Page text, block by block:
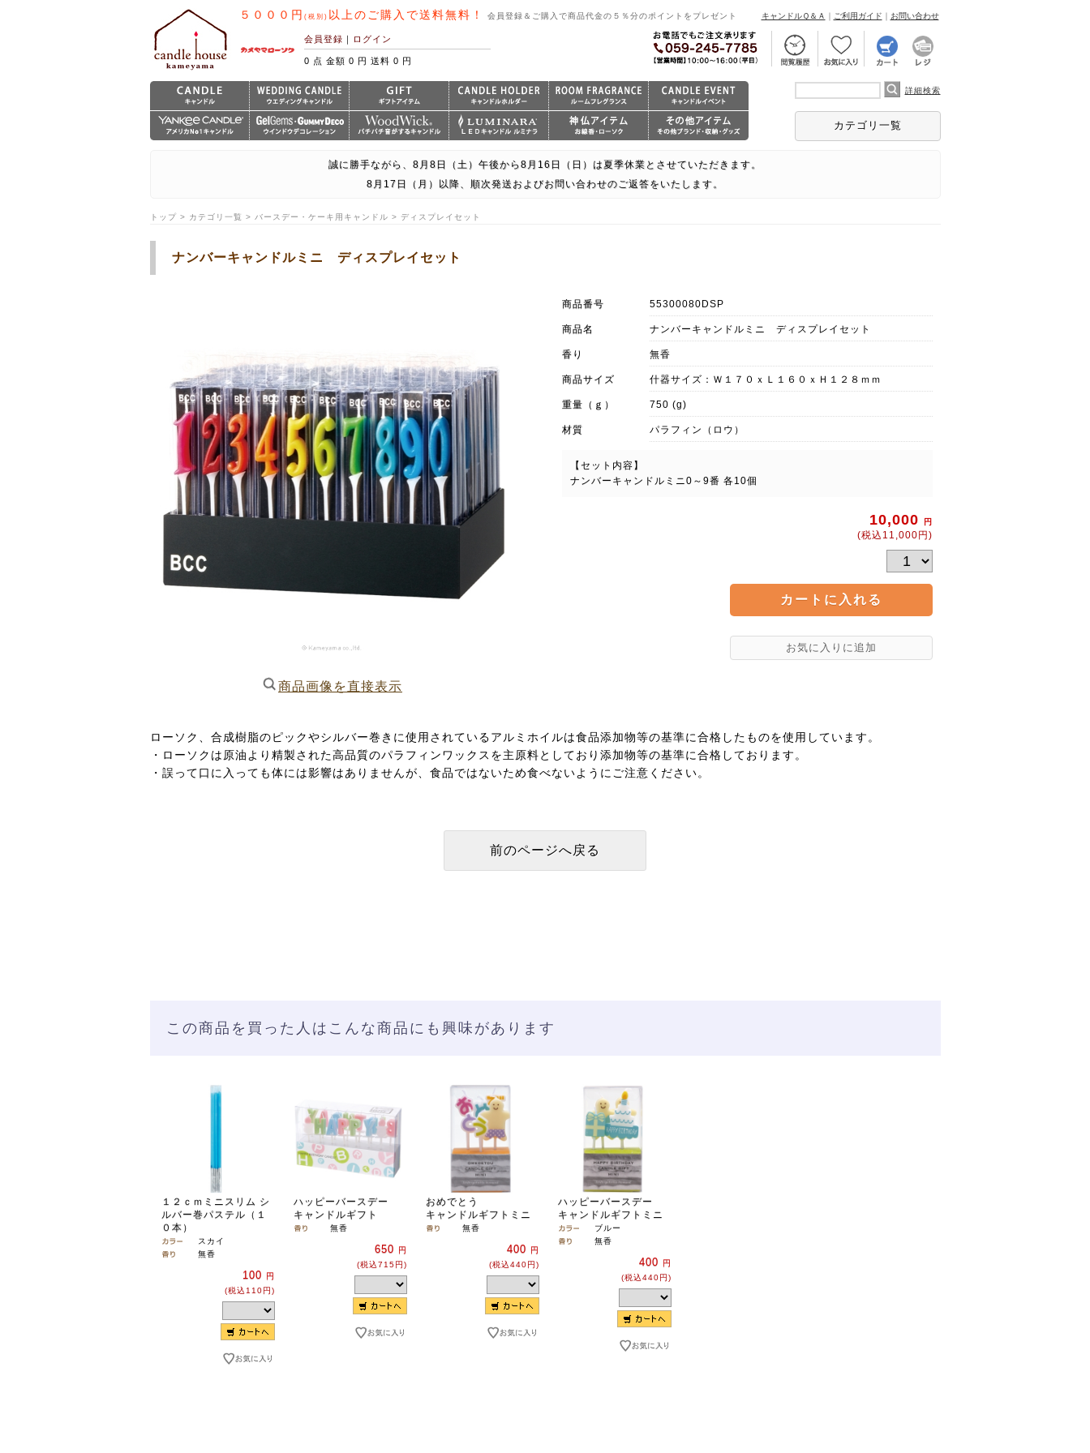
５０００円 (税別) 以上のご購入で送料無料！ 会員登録＆ご購入で商品代金の５％分のポイントをプレゼント キャンドルＱ＆Ａ ｜ ご利用ガイド ｜ お問い合わせ
会員登録 ｜ ログイン
0 点 金額 0 円 送料 0 円
詳細検索
カテゴリ一覧
誠に勝手ながら、8月8日（土）午後から8月16日（日）は夏季休業とさせていただきます。
8月17日（月）以降、順次発送およびお問い合わせのご返答をいたします。
トップ > カテゴリ一覧 > バースデー・ケーキ用キャンドル > ディスプレイセット
ナンバーキャンドルミニ ディスプレイセット
商品画像を直接表示
商品番号 55300080DSP
商品名 ナンバーキャンドルミニ ディスプレイセット
香り 無香
商品サイズ 什器サイズ：Ｗ１７０ｘＬ１６０ｘＨ１２８ｍｍ
重量（ｇ） 750 (g)
材質 パラフィン（ロウ）
【セット内容】
ナンバーキャンドルミニ0～9番 各10個
10,000 円
(税込11,000円)
ローソク、合成樹脂のピックやシルバー巻きに使用されているアルミホイルは食品添加物等の基準に合格したものを使用しています。
・ローソクは原油より精製された高品質のパラフィンワックスを主原料としており添加物等の基準に合格しております。
・誤って口に入っても体には影響はありませんが、食品ではないため食べないようにご注意ください。
この商品を買った人はこんな商品にも興味があります
１２ｃｍミニスリム シ
ルバー巻パステル（１
０本）
スカイ
無香
100
円
(税込110円)
ハッピーバースデー
キャンドルギフト
無香
650
円
(税込715円)
おめでとう
キャンドルギフトミニ
無香
400
円
(税込440円)
ハッピーバースデー
キャンドルギフトミニ
ブルー
無香
400
円
(税込440円)